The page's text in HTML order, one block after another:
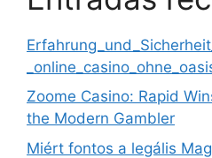
Zoome Casino: Rapid
the Modern Gambler
Miért fontos a legális